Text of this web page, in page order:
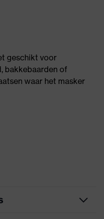
geschikt voor
bakkebaarden of
waar het masker